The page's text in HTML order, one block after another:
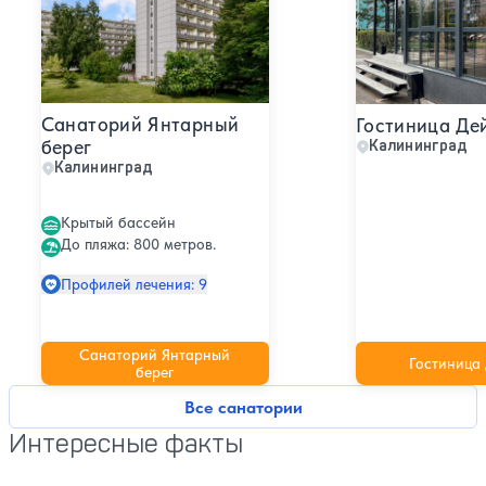
Все санатории
Санаторий Янтарный
берег
Калининград
Крытый бассейн
До пляжа: 800 метров.
Профилей лечения: 9
Санаторий Янтарный
берег
Гостиница
Калининград
Интересные факты